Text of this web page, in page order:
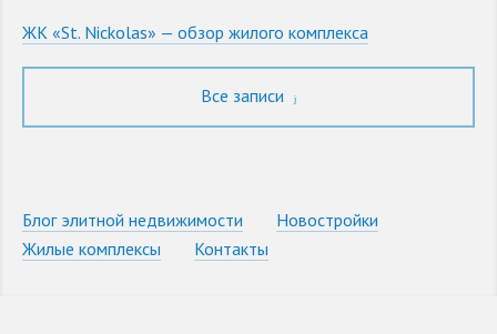
ЖК «St. Nickolas» — обзор жилого комплекса
Все записи
Блог элитной недвижимости
Новостройки
Жилые комплексы
Контакты